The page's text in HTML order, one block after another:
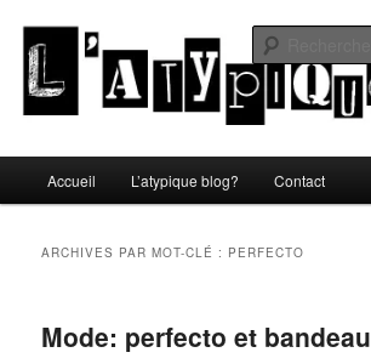
contenu
principal
contenu
secondaireL'atypique blog
principal
Accueil L’atypique blog? Contact
ARCHIVES PAR MOT-CLÉ : PERFECTO
Mode: perfecto et bandeau